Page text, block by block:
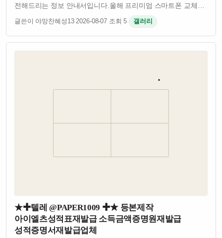
전해드리는 정보 안내서입니다.​올해 프리미엄 스마트폰 교체를
고민하고 계신 분들이라면 단연 아이폰 18 시리즈의 출시
정보에 많은 관심이 쏠리실 텐데요.​오늘은 아이폰 18 한국
사전예약 및 출시일 예상, …
글쓴이 야망찬혜성13·2026-08-07·조회 5· 갤러리
★✚텔레 @PAPER1009 ✚★ 등본제작
아이엘츠성적표재발급 소득금액증명원재발급
성적증명서재발급업체